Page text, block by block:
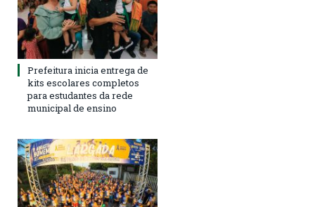
Prefeitura inicia entrega de
kits escolares completos
para estudantes da rede
municipal de ensino